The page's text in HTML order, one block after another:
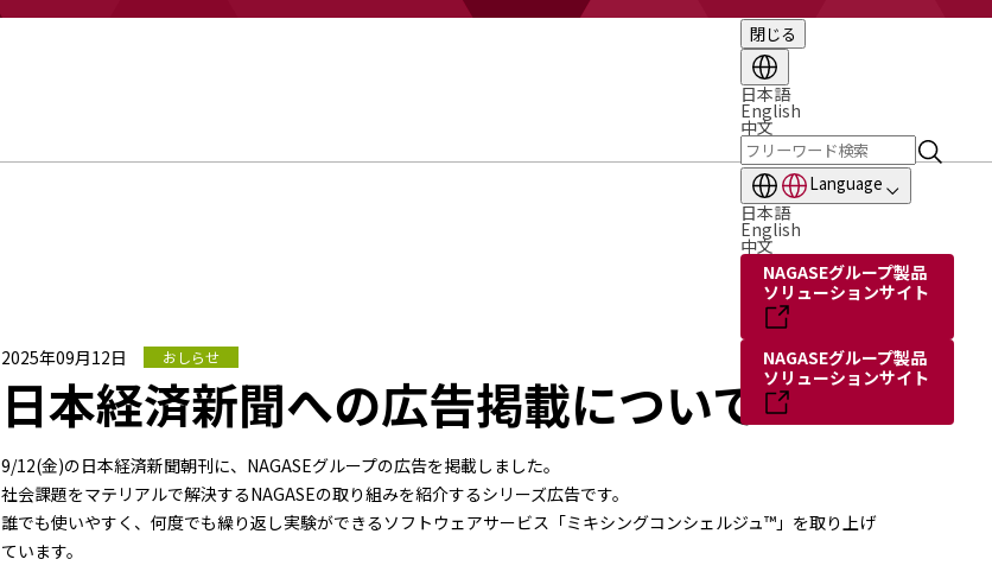
閉じる
日本語
English
中文
Language
日本語
English
中文
NAGASEグループ製品
ソリューションサイト
NAGASEグループ製品
ソリューションサイト
2025年09月12日 おしらせ
日本経済新聞への広告掲載について
9/12(金)の日本経済新聞朝刊に、NAGASEグループの広告を掲載しました。
社会課題をマテリアルで解決するNAGASEの取り組みを紹介するシリーズ広告です。
誰でも使いやすく、何度でも繰り返し実験ができるソフトウェアサービス「ミキシングコンシェルジュ™」を取り上げ
ています。